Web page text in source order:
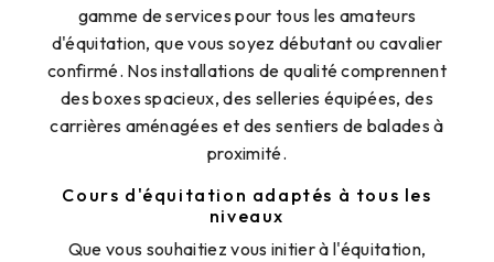
gamme de services pour tous les amateurs
d'équitation, que vous soyez débutant ou cavalier
confirmé. Nos installations de qualité comprennent
des boxes spacieux, des selleries équipées, des
carrières aménagées et des sentiers de balades à
proximité.
Cours d'équitation adaptés à tous les
niveaux
Que vous souhaitiez vous initier à l'équitation,